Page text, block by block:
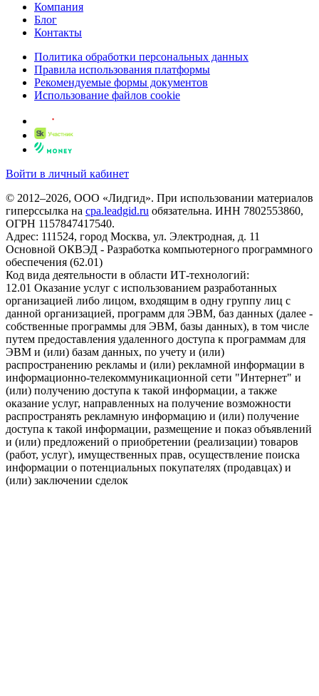
Компания
Блог
Контакты
Политика обработки персональных данных
Правила использования платформы
Рекомендуемые формы документов
Использование файлов cookie
Войти в личный кабинет
© 2012–2026, ООО «Лидгид». При использовании материалов
гиперссылка на cpa.leadgid.ru обязательна. ИНН 7802553860,
ОГРН 1157847417540.
Адрес: 111524, город Москва, ул. Электродная, д. 11
Основной ОКВЭД - Разработка компьютерного программного
обеспечения (62.01)
Код вида деятельности в области ИТ-технологий:
12.01 Оказание услуг с использованием разработанных
организацией либо лицом, входящим в одну группу лиц с
данной организацией, программ для ЭВМ, баз данных (далее -
собственные программы для ЭВМ, базы данных), в том числе
путем предоставления удаленного доступа к программам для
ЭВМ и (или) базам данных, по учету и (или)
распространению рекламы и (или) рекламной информации в
информационно-телекоммуникационной сети "Интернет" и
(или) получению доступа к такой информации, а также
оказание услуг, направленных на получение возможности
распространять рекламную информацию и (или) получение
доступа к такой информации, размещение и показ объявлений
и (или) предложений о приобретении (реализации) товаров
(работ, услуг), имущественных прав, осуществление поиска
информации о потенциальных покупателях (продавцах) и
(или) заключении сделок